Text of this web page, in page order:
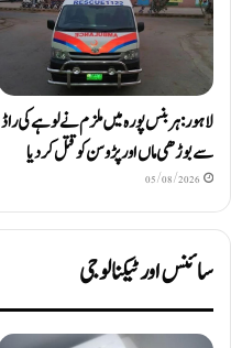
لاہور: ہربنس پورہ میں ملزم نے لوہے کی راڈ
سے بوڑھی ماں اور پڑوسن کو قتل کر دیا
05/08/2026
سائنس اور ٹیکنالوجی